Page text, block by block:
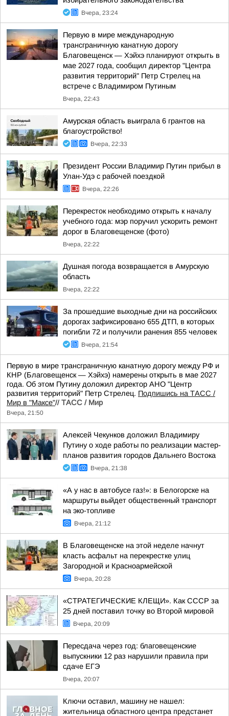
Вчера, 23:24
Первую в мире международную
трансграничную канатную дорогу
Благовещенск — Хэйхэ планируют открыть в
мае 2027 года, сообщил директор "Центра
развития территорий" Петр Стрелец на
встрече с Владимиром Путиным
Вчера, 22:43
Амурская область выиграла 6 грантов на
благоустройство!
Вчера, 22:33
Президент России Владимир Путин прибыл в
Улан-Удэ с рабочей поездкой
Вчера, 22:26
Перекресток необходимо открыть к началу
учебного года: мэр поручил ускорить ремонт
дорог в Благовещенске (фото)
Вчера, 22:22
Душная погода возвращается в Амурскую
область
Вчера, 22:22
За прошедшие выходные дни на российских
дорогах зафиксировано 655 ДТП, в которых
погибли 72 и получили ранения 855 человек
Вчера, 21:54
Первую в мире трансграничную канатную дорогу между РФ и
КНР (Благовещенск — Хэйхэ) намерены открыть в мае 2027
года. Об этом Путину доложил директор АНО "Центр
развития территорий" Петр Стрелец. Подпишись на ТАСС /
Мир в "Максе"// ТАСС / Мир
Вчера, 21:50
Алексей Чекунков доложил Владимиру
Путину о ходе работы по реализации мастер-
планов развития городов Дальнего Востока
Вчера, 21:38
«А у нас в автобусе газ!»: в Белогорске на
маршруты выйдет общественный транспорт
на эко-топливе
Вчера, 21:12
В Благовещенске на этой неделе начнут
класть асфальт на перекрестке улиц
Загородной и Красноармейской
Вчера, 20:28
«СТРАТЕГИЧЕСКИЕ КЛЕЩИ». Как СССР за
25 дней поставил точку во Второй мировой
Вчера, 20:09
Пересдача через год: благовещенские
выпускники 12 раз нарушили правила при
сдаче ЕГЭ
Вчера, 20:07
Ключи оставил, машину не нашел:
жительница областного центра предстанет